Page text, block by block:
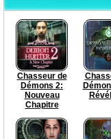
Chasseur de
Démons 2:
Nouveau
Chapitre